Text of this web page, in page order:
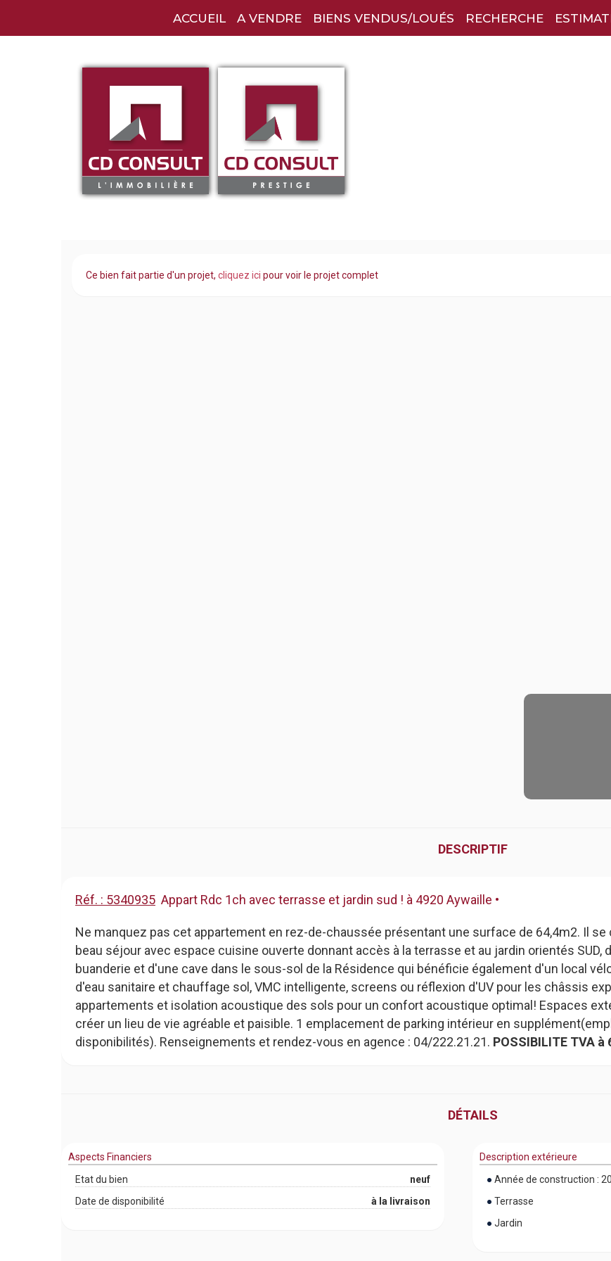
ACCUEIL A VENDRE BIENS VENDUS/LOUÉS RECHERCHE
Ce bien fait partie d'un projet, cliquez ici pour voir le projet complet
DESCRIPTIF
Réf. : 5340935 Appart Rdc 1ch avec terrasse et jardin sud ! à 4920 Aywaille •
Ne manquez pas cet appartement en rez-de-chaussée présentant une surface de 64,4m2. Il
beau séjour avec espace cuisine ouverte donnant accès à la terrasse et au jardin orientés SUD,
buanderie et d'une cave dans le sous-sol de la Résidence qui bénéficie également d'un local
d'eau sanitaire et chauffage sol, VMC intelligente, screens ou réflexion d'UV pour les châssis
appartements et isolation acoustique des sols pour un confort acoustique optimal! Espaces
créer un lieu de vie agréable et paisible. 1 emplacement de parking intérieur en
disponibilités). Renseignements et rendez-vous en agence : 04/222.21.21. POSSIBILITE TVA à
DÉTAILS
Aspects Financiers
Etat du bien
neuf
Date de disponibilité
à la livraison
Description extérieure
Année de construction :
Terrasse
Jardin